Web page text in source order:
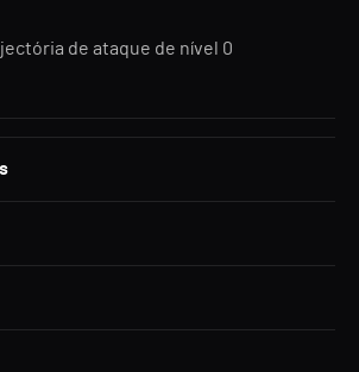
de ataque de nível 0